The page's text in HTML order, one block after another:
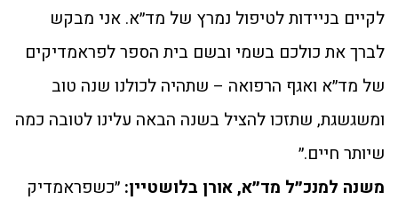
לקיים בניידות לטיפול נמרץ של מד״א. אני מבקש
לברך את כולכם בשמי ובשם בית הספר לפראמדיקים
של מד״א ואגף הרפואה – שתהיה לכולנו שנה טוב
ומשגשגת, שתזכו להציל בשנה הבאה עלינו לטובה כמה
שיותר חיים.״
משנה למנכ״ל מד״א, אורן בלושטיין: ״כשפראמדיק